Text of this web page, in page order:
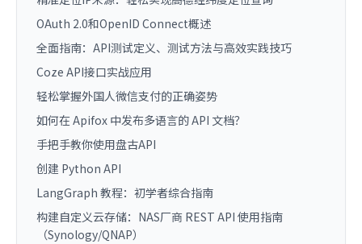
OAuth 2.0和OpenID Connect概述
全面指南：API测试定义、测试方法与高效实践技巧
Coze API接口实战应用
轻松掌握外国人微信支付的正确姿势
如何在 Apifox 中发布多语言的 API 文档？
手把手教你使用盘古API
创建 Python API
LangGraph 教程：初学者综合指南
构建自定义云存储：NAS厂商 REST API 使用指南
（Synology/QNAP）